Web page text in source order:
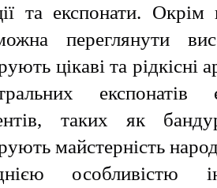
та експонати. Окрім
переглянути
цікаві та
таких як
майстерність
особливістю